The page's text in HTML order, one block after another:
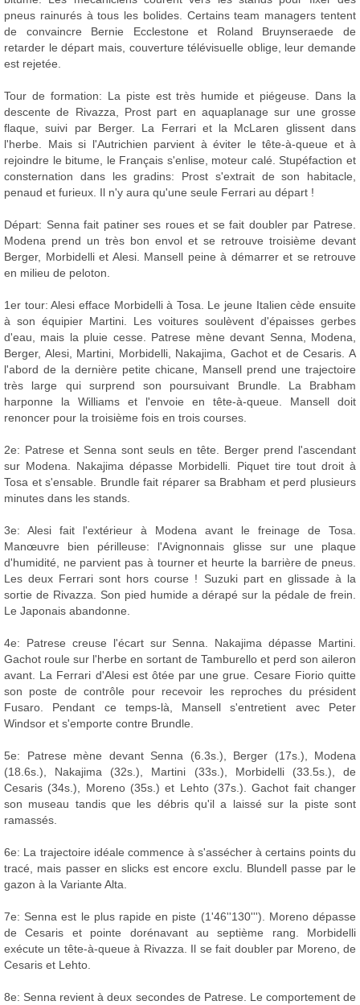
pneus rainurés à tous les bolides. Certains team managers tentent
de convaincre Bernie Ecclestone et Roland Bruynseraede de
retarder le départ mais, couverture télévisuelle oblige, leur demande
est rejetée.
Tour de formation: La piste est très humide et piégeuse. Dans la
descente de Rivazza, Prost part en aquaplanage sur une grosse
flaque, suivi par Berger. La Ferrari et la McLaren glissent dans
l'herbe. Mais si l'Autrichien parvient à éviter le tête-à-queue et à
rejoindre le bitume, le Français s'enlise, moteur calé. Stupéfaction et
consternation dans les gradins: Prost s'extrait de son habitacle,
penaud et furieux. Il n'y aura qu'une seule Ferrari au départ !
Départ: Senna fait patiner ses roues et se fait doubler par Patrese.
Modena prend un très bon envol et se retrouve troisième devant
Berger, Morbidelli et Alesi. Mansell peine à démarrer et se retrouve
en milieu de peloton.
1er tour: Alesi efface Morbidelli à Tosa. Le jeune Italien cède ensuite
à son équipier Martini. Les voitures soulèvent d'épaisses gerbes
d'eau, mais la pluie cesse. Patrese mène devant Senna, Modena,
Berger, Alesi, Martini, Morbidelli, Nakajima, Gachot et de Cesaris. A
l'abord de la dernière petite chicane, Mansell prend une trajectoire
très large qui surprend son poursuivant Brundle. La Brabham
harponne la Williams et l'envoie en tête-à-queue. Mansell doit
renoncer pour la troisième fois en trois courses.
2e: Patrese et Senna sont seuls en tête. Berger prend l'ascendant
sur Modena. Nakajima dépasse Morbidelli. Piquet tire tout droit à
Tosa et s'ensable. Brundle fait réparer sa Brabham et perd plusieurs
minutes dans les stands.
3e: Alesi fait l'extérieur à Modena avant le freinage de Tosa.
Manœuvre bien périlleuse: l'Avignonnais glisse sur une plaque
d'humidité, ne parvient pas à tourner et heurte la barrière de pneus.
Les deux Ferrari sont hors course ! Suzuki part en glissade à la
sortie de Rivazza. Son pied humide a dérapé sur la pédale de frein.
Le Japonais abandonne.
4e: Patrese creuse l'écart sur Senna. Nakajima dépasse Martini.
Gachot roule sur l'herbe en sortant de Tamburello et perd son aileron
avant. La Ferrari d'Alesi est ôtée par une grue. Cesare Fiorio quitte
son poste de contrôle pour recevoir les reproches du président
Fusaro. Pendant ce temps-là, Mansell s'entretient avec Peter
Windsor et s'emporte contre Brundle.
5e: Patrese mène devant Senna (6.3s.), Berger (17s.), Modena
(18.6s.), Nakajima (32s.), Martini (33s.), Morbidelli (33.5s.), de
Cesaris (34s.), Moreno (35s.) et Lehto (37s.). Gachot fait changer
son museau tandis que les débris qu'il a laissé sur la piste sont
ramassés.
6e: La trajectoire idéale commence à s'assécher à certains points du
tracé, mais passer en slicks est encore exclu. Blundell passe par le
gazon à la Variante Alta.
7e: Senna est le plus rapide en piste (1'46''130'''). Moreno dépasse
de Cesaris et pointe dorénavant au septième rang. Morbidelli
exécute un tête-à-queue à Rivazza. Il se fait doubler par Moreno, de
Cesaris et Lehto.
8e: Senna revient à deux secondes de Patrese. Le comportement de